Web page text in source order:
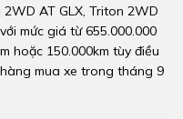
AT GLX, Triton 2WD
mức giá từ 655.000.000
hoặc 150.000km tùy điều
mua xe trong tháng 9